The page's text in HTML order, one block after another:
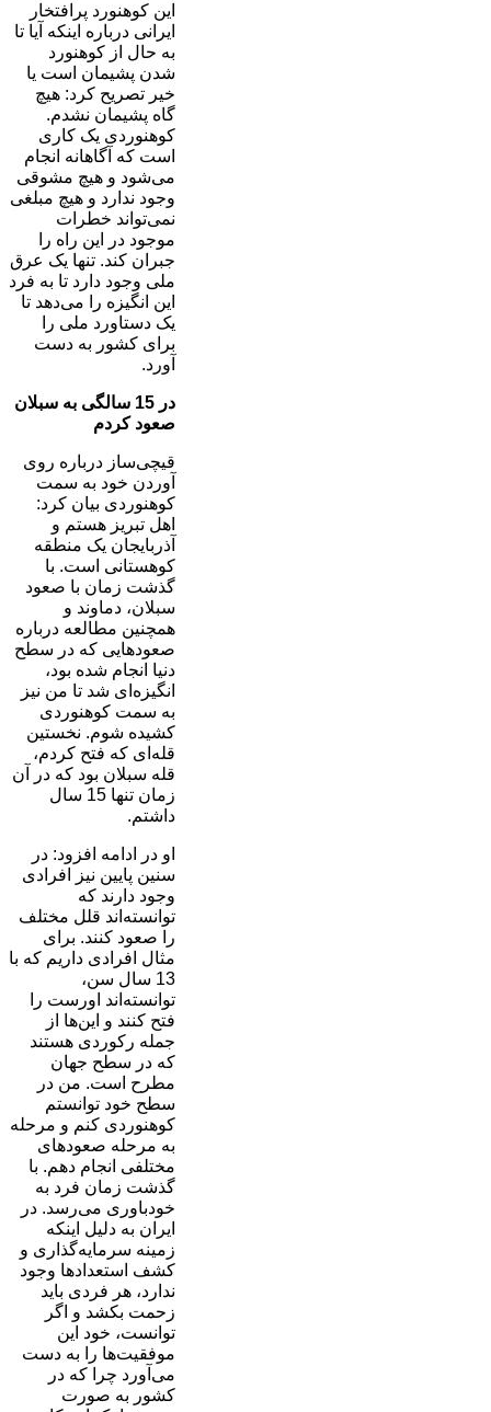
این کوهنورد پرافتخار
ایرانی درباره اینکه آیا تا
به حال از کوهنورد
شدن پشیمان است یا
خیر تصریح کرد: هیچ
گاه پشیمان نشدم.
کوهنوردی یک کاری
است که آگاهانه انجام
می‌شود و هیچ مشوقی
وجود ندارد و هیچ مبلغی
نمی‌تواند خطرات
موجود در این راه را
جبران کند. تنها یک عرق
ملی وجود دارد تا به فرد
این انگیزه را می‌دهد تا
یک دستاورد ملی را
برای کشور به دست
آورد.
در 15 سالگی به سبلان
صعود کردم
قیچی‌ساز درباره روی
آوردن خود به سمت
کوهنوردی بیان کرد:
اهل تبریز هستم و
آذربایجان یک منطقه
کوهستانی است. با
گذشت زمان با صعود
سبلان، دماوند و
همچنین مطالعه درباره
صعودهایی که در سطح
دنیا انجام شده بود،
انگیزه‌ای شد تا من نیز
به سمت کوهنوردی
کشیده شوم. نخستین
قله‌ای که فتح کردم،
قله سبلان بود که در آن
زمان تنها 15 سال
داشتم.
او در ادامه افزود: در
سنین پایین نیز افرادی
وجود دارند که
توانسته‌اند قلل مختلف
را صعود کنند. برای
مثال افرادی داریم که با
13 سال سن،
توانسته‌اند اورست را
فتح کنند و این‌ها از
جمله رکوردی هستند
که در سطح جهان
مطرح است. من در
سطح خود توانستم
کوهنوردی کنم و مرحله
به مرحله صعودهای
مختلفی انجام دهم. با
گذشت زمان فرد به
خودباوری می‌رسد. در
ایران به دلیل اینکه
زمینه سرمایه‌گذاری و
کشف استعدادها وجود
ندارد، هر فردی باید
زحمت بکشد و اگر
توانست، خود این
موفقیت‌ها را به دست
می‌آورد چرا که در
کشور به صورت